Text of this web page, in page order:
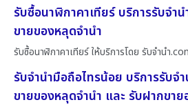
รับซื้อนาฬิกาคาเทียร์ บริการรับจำ
ขายของหลุดจำนำ
รับซื้อนาฬิกาคาเทียร์ ให้บริการโดย รับจํานํา
รับจำนำมือถือไทรน้อย บริการรับจ
ขายของหลุดจำนำ และ รับฝากขา